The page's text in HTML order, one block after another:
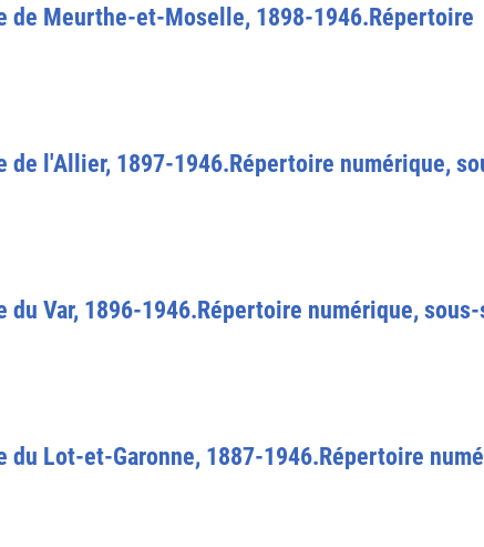
de Meurthe-et-Moselle, 1898-1946.Répertoire
l'Allier, 1897-1946.Répertoire numérique,
Var, 1896-1946.Répertoire numérique,
Lot-et-Garonne, 1887-1946.Répertoire